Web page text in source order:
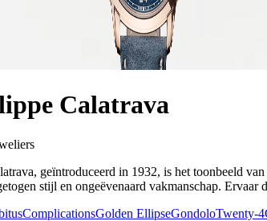
Calatrava
geïntroduceerd in 1932, is het toonbeeld
stijl en ongeëvenaard vakmanschap.
ComplicationsGolden EllipseGondoloTwenty-4